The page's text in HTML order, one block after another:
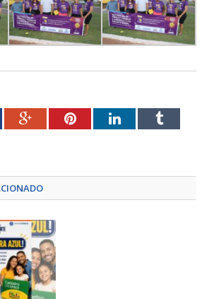
Google+PinterestLinkedInTumblr